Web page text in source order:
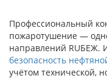
Профессиональный
пожаротушение —
направлений RUБЕЖ.
безопасность
учётом технической,